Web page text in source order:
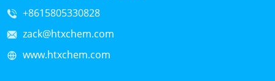
+8615805330828
zack@htxchem.com
www.htxchem.com